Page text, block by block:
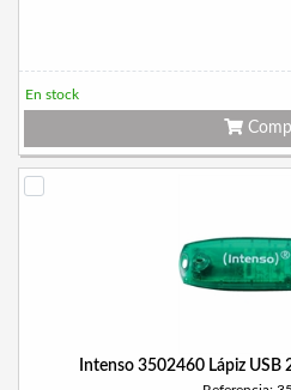
En stock
Intenso 3502460 Lápiz USB